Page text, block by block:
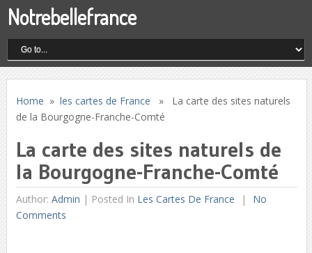
Notrebellefrance
Home » les cartes de France » La carte des sites naturels
de la Bourgogne-Franche-Comté
La carte des sites naturels de
la Bourgogne-Franche-Comté
Author: Admin | Posted In Les Cartes De France
No
Comments